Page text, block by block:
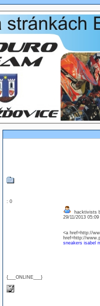
: 0
{___ONLINE___}
hacktivists
29/11/2013
<a href=http://
href=http://
sneakers isabel